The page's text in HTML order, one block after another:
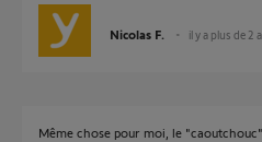
Nicolas F. il y a plus de 2
Même chose pour moi, le